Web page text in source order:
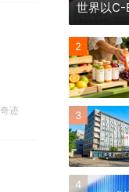
迹
世界以C-
2
3
4